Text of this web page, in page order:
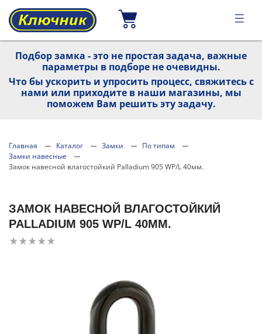
Подбор замка - это не простая задача, важные
параметры в подборе не очевидны.
Что бы ускорить и упросить процесс, свяжитесь с
нами или приходите в наши магазины, мы
поможем Вам решить эту задачу.
Главная Каталог Замки
По типам
Замки навесные
Замок навесной влагостойкий Palladium 905 WP/L 40мм.
ЗАМОК НАВЕСНОЙ ВЛАГОСТОЙКИЙ
PALLADIUM 905 WP/L 40ММ.